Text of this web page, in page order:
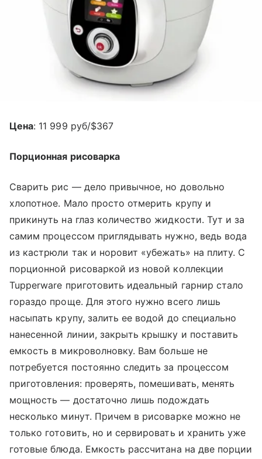
Цена: 11 999 руб/$367
Порционная рисоварка
Сварить рис — дело привычное, но довольно
хлопотное. Мало просто отмерить крупу и
прикинуть на глаз количество жидкости. Тут и за
самим процессом приглядывать нужно, ведь вода
из кастрюли так и норовит «убежать» на плиту. С
порционной рисоваркой из новой коллекции
Tupperware приготовить идеальный гарнир стало
гораздо проще. Для этого нужно всего лишь
насыпать крупу, залить ее водой до специально
нанесенной линии, закрыть крышку и поставить
емкость в микроволновку. Вам больше не
потребуется постоянно следить за процессом
приготовления: проверять, помешивать, менять
мощность — достаточно лишь подождать
несколько минут. Причем в рисоварке можно не
только готовить, но и сервировать и хранить уже
готовые блюда. Емкость рассчитана на две порции